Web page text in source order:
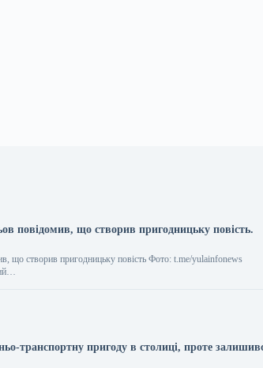
повідомив, що створив пригодницьку повість.
що створив пригодницьку повість Фото: t.me/yulainfonews
транспортну пригоду в столиці, проте